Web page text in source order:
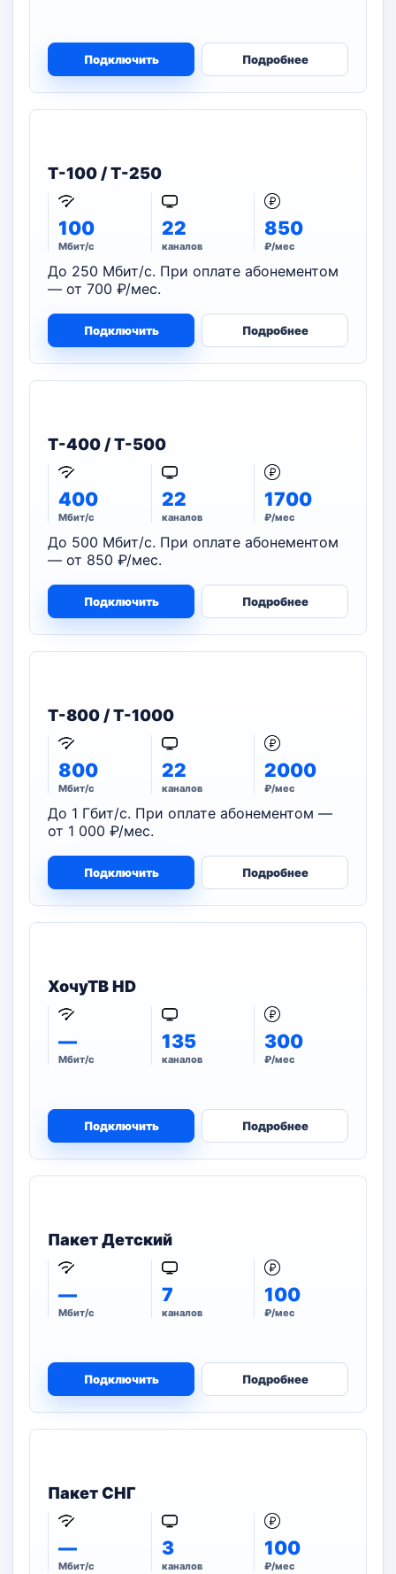
Подключить Подробнее
T-100 / T-250
100
Мбит/с
22
каналов
850
₽/мес
До 250 Мбит/с. При оплате абонементом
— от 700 ₽/мес.
Подключить Подробнее
T-400 / T-500
400
Мбит/с
22
каналов
1700
₽/мес
До 500 Мбит/с. При оплате абонементом
— от 850 ₽/мес.
Подключить Подробнее
T-800 / T-1000
800
Мбит/с
22
каналов
2000
₽/мес
До 1 Гбит/с. При оплате абонементом —
от 1 000 ₽/мес.
Подключить Подробнее
ХочуТВ HD
—
Мбит/с
135
каналов
300
₽/мес
Подключить Подробнее
Пакет Детский
—
Мбит/с
7
каналов
100
₽/мес
Подключить Подробнее
Пакет СНГ
—
Мбит/с
3
каналов
100
₽/мес